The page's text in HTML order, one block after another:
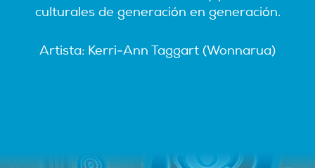
culturales de generación en generación.
Artista: Kerri-Ann Taggart (Wonnarua)